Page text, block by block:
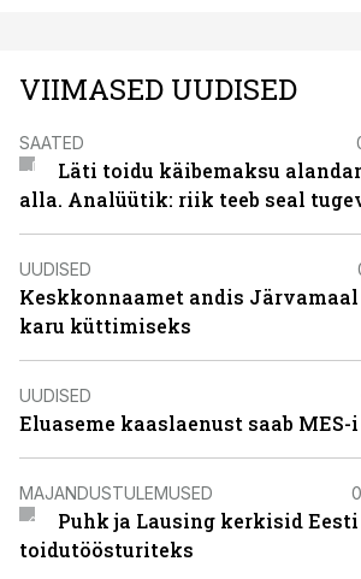
VIIMASED UUDISED
SAATED
Läti toidu käibemaksu
alla. Analüütik: riik teeb seal
UUDISED
Keskkonnaamet andis
karu küttimiseks
UUDISED
Eluaseme kaaslaenust saab MES-
MAJANDUSTULEMUSED
Puhk ja Lausing kerkisid
toidutöösturiteks